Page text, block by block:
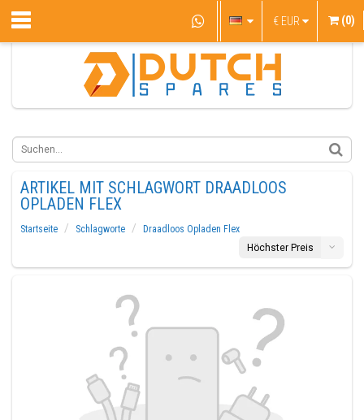
€ EUR (0)
ARTIKEL MIT SCHLAGWORT DRAADLOOS
OPLADEN FLEX
Startseite Schlagworte
Draadloos Opladen Flex
Höchster Preis